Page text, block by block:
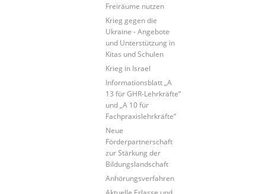
Freiräume nutzen
Krieg gegen die
Ukraine - Angebote
und Unterstützung in
Kitas und Schulen
Krieg in Israel
Informationsblatt „A
13 für GHR-Lehrkräfte“
und „A 10 für
Fachpraxislehrkräfte“
Neue
Förderpartnerschaft
zur Stärkung der
Bildungslandschaft
Anhörungsverfahren